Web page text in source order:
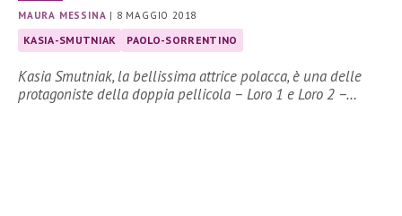
MAURA MESSINA | 8 MAGGIO 2018
KASIA-SMUTNIAK PAOLO-SORRENTINO
Kasia Smutniak, la bellissima attrice polacca, è una delle
protagoniste della doppia pellicola – Loro 1 e Loro 2 –…